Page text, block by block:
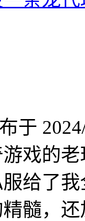
于
戏的
给了
髓，